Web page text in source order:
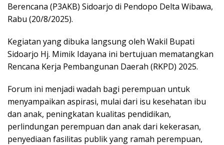
Berencana (P3AKB) Sidoarjo di Pendopo Delta Wibawa,
Rabu (20/8/2025).
Kegiatan yang dibuka langsung oleh Wakil Bupati
Sidoarjo Hj. Mimik Idayana ini bertujuan mematangkan
Rencana Kerja Pembangunan Daerah (RKPD) 2025.
Forum ini menjadi wadah bagi perempuan untuk
menyampaikan aspirasi, mulai dari isu kesehatan ibu
dan anak, peningkatan kualitas pendidikan,
perlindungan perempuan dan anak dari kekerasan,
penyediaan fasilitas publik yang ramah perempuan,